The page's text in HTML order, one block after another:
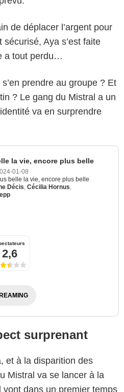
de déplacer l’argent pour
Aya s’est faite
a tout perdu…
prendre au groupe ? Et
? Le gang du Mistral a un
va en surprendre
la vie, encore plus belle
01-08
belle la vie, encore plus belle
Décis Cécilia Hornus
2,6
surprenant
et à la disparition des
Mistral va se lancer à la
dans un premier temps